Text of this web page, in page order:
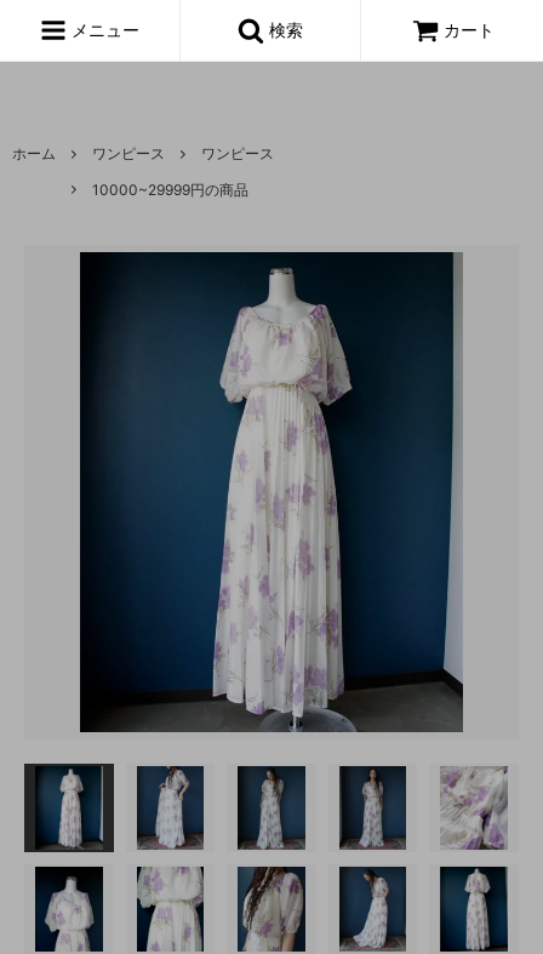
着,made in usa,アメーバ,
メニュー 検索 カート
ホーム ワンピース
ワンピース
10000~29999円の商品